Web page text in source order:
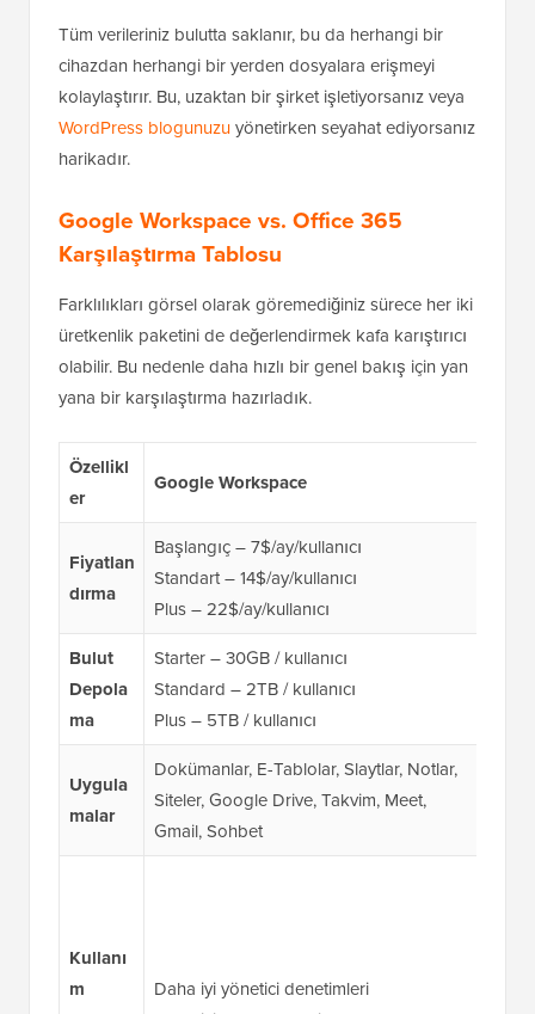
Tüm verileriniz bulutta saklanır, bu da herhangi bir
cihazdan herhangi bir yerden dosyalara erişmeyi
kolaylaştırır. Bu, uzaktan bir şirket işletiyorsanız veya
WordPress blogunuzuyönetirken seyahat ediyorsanız
harikadır.
Google Workspace vs. Office 365
Karşılaştırma Tablosu
Farklılıkları görsel olarak göremediğiniz sürece her iki
üretkenlik paketini de değerlendirmek kafa karıştırıcı
olabilir. Bu nedenle daha hızlı bir genel bakış için yan
yana bir karşılaştırma hazırladık.
Özellikl
er
Google Workspace
Fiyatlan
dırma
Başlangıç – 7$/ay/kullanıcı
Standart – 14$/ay/kullanıcı
Plus – 22$/ay/kullanıcı
Bulut
Depola
ma
Starter – 30GB / kullanıcı
Standard – 2TB / kullanıcı
Plus – 5TB / kullanıcı
Uygula
malar
Dokümanlar, E-Tablolar, Slaytlar, Notlar,
Siteler, Google Drive, Takvim, Meet,
Gmail, Sohbet
Kullanı
m
Daha iyi yönetici denetimleri